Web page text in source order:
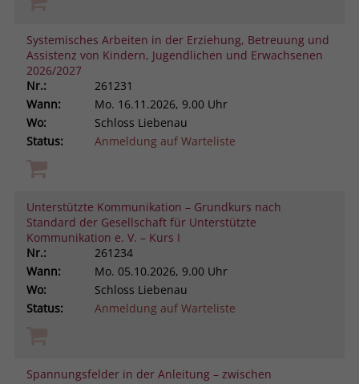
Systemisches Arbeiten in der Erziehung, Betreuung und
Assistenz von Kindern, Jugendlichen und Erwachsenen
2026/2027
Nr.:
261231
Wann:
Mo. 16.11.2026, 9.00 Uhr
Wo:
Schloss Liebenau
Status:
Anmeldung auf Warteliste
Unterstützte Kommunikation – Grundkurs nach
Standard der Gesellschaft für Unterstützte
Kommunikation e. V. – Kurs I
Nr.:
261234
Wann:
Mo. 05.10.2026, 9.00 Uhr
Wo:
Schloss Liebenau
Status:
Anmeldung auf Warteliste
Spannungsfelder in der Anleitung – zwischen